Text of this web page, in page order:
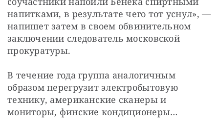
напитками, в результате чего тот уснул», —
напишет затем в своем обвинительном
заключении следователь московской
прокуратуры.
В течение года группа аналогичным
образом перегрузит электробытовую
технику, американские сканеры и
мониторы, финские кондиционеры…